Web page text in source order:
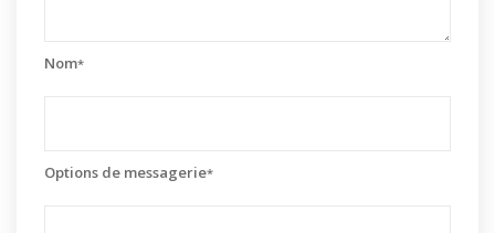
Nom*
Options de messagerie*